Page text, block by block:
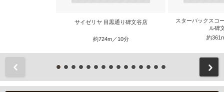
サイゼリヤ 目黒通り碑文谷店
約724m／10分
スターバックスコ
ル碑
約